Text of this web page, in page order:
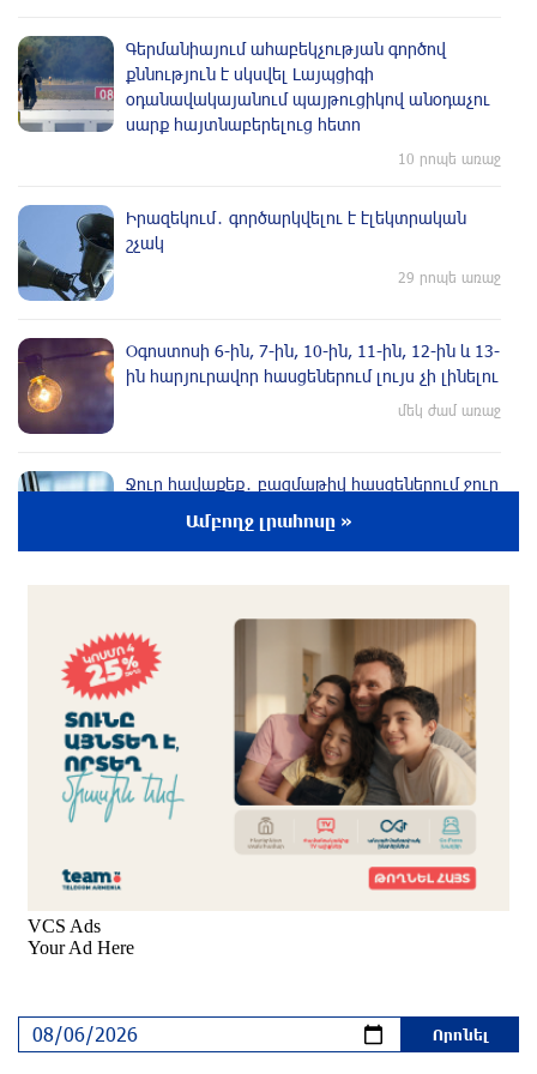
Գերմանիայում ահաբեկչության գործով
քննություն է սկսվել Լայպցիգի
օդանավակայանում պայթուցիկով անօդաչու
սարք հայտնաբերելուց հետո
10 րոպե առաջ
Իրազեկում․ գործարկվելու է էլեկտրական
շչակ
29 րոպե առաջ
Օգոստոսի 6-ին, 7-ին, 10-ին, 11-ին, 12-ին և 13-
ին հարյուրավոր հասցեներում լույս չի լինելու
մեկ ժամ առաջ
Ջուր հավաքեք․ բազմաթիվ հասցեներում ջուր
Եվրոպայի մայրաքաղաքները գրանցում են
շոգի նոր ռեկորդներ
2 ժամ առաջ
Զովունի-Եղվարդ ճանապարհին բախվել են
«Alfa Romeo»-ն և «Opel»-ը. կա վիրավոր
2 ժամ առաջ
Իրանն ու Օմանը համաձայնեցրել են Հորմուզի
Կեղծ էջով քաղաքացիներին առաջարկվում է
մասնակցել խաղարկության․ զգուշացում
Ամբողջ լրահոսը »